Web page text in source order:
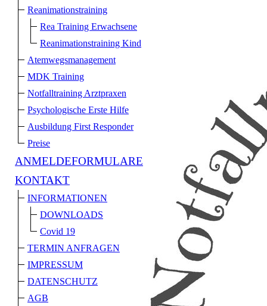
Reanimationstraining
Rea Training Erwachsene
Reanimationstraining Kind
Atemwegsmanagement
MDK Training
Notfalltraining Arztpraxen
Psychologische Erste Hilfe
Ausbildung First Responder
Preise
ANMELDEFORMULARE
KONTAKT
INFORMATIONEN
DOWNLOADS
Covid 19
TERMIN ANFRAGEN
IMPRESSUM
DATENSCHUTZ
AGB